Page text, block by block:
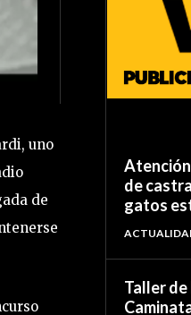
uno
de
de
gatos
Taller